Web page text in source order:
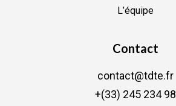
L’équipe
Contact
contact@tdte.fr
+(33) 245 234 98